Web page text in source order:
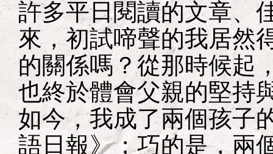
許多平日閱讀的文章、
來，初試啼聲的我居然
的關係嗎？從那時候起
也終於體會父親的堅持
如今，我成了兩個孩子
語日報》；巧的是，兩